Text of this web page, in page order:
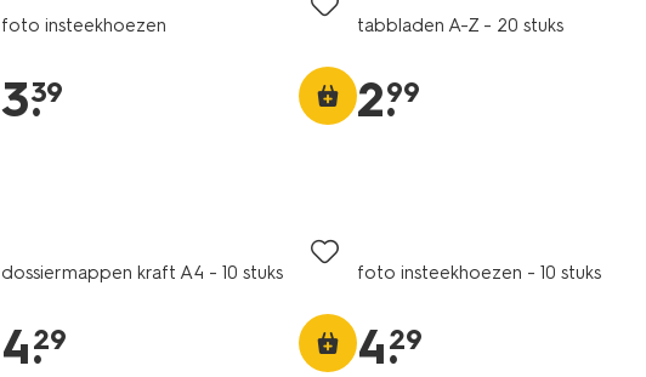
foto insteekhoezen
3.
39
tabbladen A-Z - 20 stuks
2.
99
dossiermappen kraft A4 - 10 stuks
4.
29
foto insteekhoezen - 10 stuks
4.
29